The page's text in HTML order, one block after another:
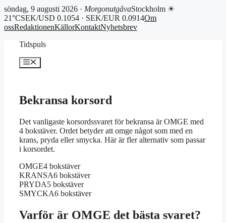
söndag, 9 augusti 2026 · MorgonutgåvaStockholm ☀
21°CSEK/USD 0.1054 · SEK/EUR 0.0914Om
ossRedaktionenKällorKontaktNyhetsbrev
Tidspuls
Meny
Bekransa korsord
Det vanligaste korsordssvaret för bekransa är OMGE med
4 bokstäver. Ordet betyder att omge något som med en
krans, pryda eller smycka. Här är fler alternativ som passar
i korsordet.
OMGE4 bokstäver
KRANSA6 bokstäver
PRYDA5 bokstäver
SMYCKA6 bokstäver
Varför är OMGE det bästa svaret?